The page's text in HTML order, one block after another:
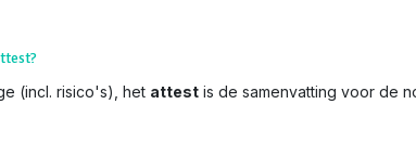
(incl. risico's), het attest is de samenvatting voor de